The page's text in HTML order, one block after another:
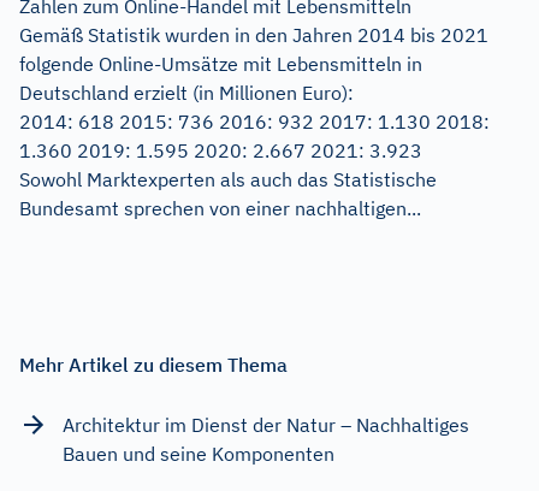
Zahlen zum Online-Handel mit Lebensmitteln
Gemäß Statistik wurden in den Jahren 2014 bis 2021
folgende Online-Umsätze mit Lebensmitteln in
Deutschland erzielt (in Millionen Euro):
2014: 618 2015: 736 2016: 932 2017: 1.130 2018:
1.360 2019: 1.595 2020: 2.667 2021: 3.923
Sowohl Marktexperten als auch das Statistische
Bundesamt sprechen von einer nachhaltigen...
Mehr Artikel zu diesem Thema
Architektur im Dienst der Natur – Nachhaltiges
Bauen und seine Komponenten